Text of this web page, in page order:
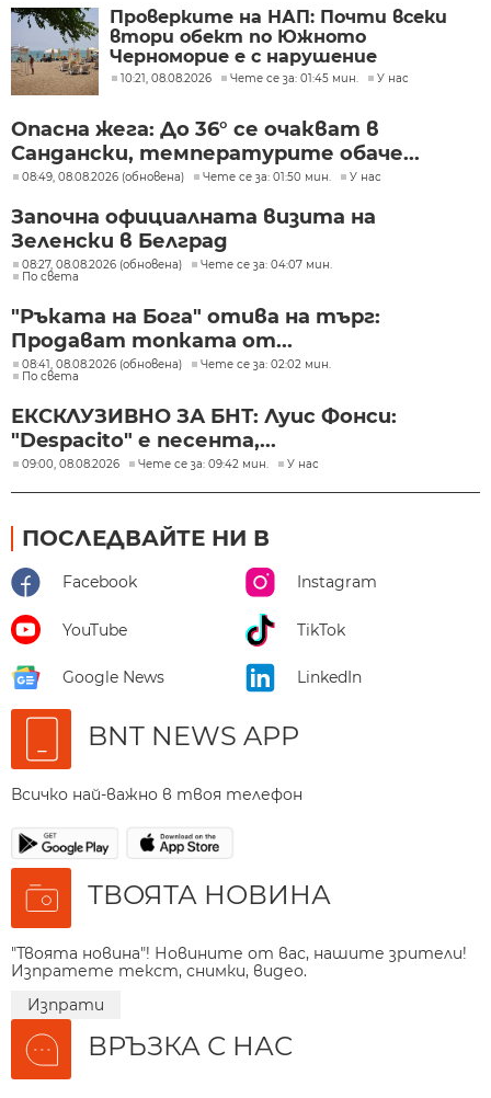
Проверките на НАП: Почти всеки
втори обект по Южното
Черноморие е с нарушение
10:21, 08.08.2026 Чете се за: 01:45 мин. У нас
Опасна жега: До 36° се очакват в
Сандански, температурите обаче...
08:49, 08.08.2026 (обновена) Чете се за: 01:50 мин. У нас
Започна официалната визита на
Зеленски в Белград
08:27, 08.08.2026 (обновена)
Чете се за: 04:07 мин.
По света
"Ръката на Бога" отива на търг:
Продават топката от...
08:41, 08.08.2026 (обновена)
Чете се за: 02:02 мин.
По света
ЕКСКЛУЗИВНО ЗА БНТ: Луис Фонси:
"Despacito" е песента,...
09:00, 08.08.2026 Чете се за: 09:42 мин. У нас
ПОСЛЕДВАЙТЕ НИ В
Facebook Instagram
YouTube TikTok
Google News LinkedIn
BNT NEWS APP
Всичко най-важно в твоя телефон
ТВОЯТА НОВИНА
"Твоята новина"! Новините от вас, нашите зрители!
Изпратете текст, снимки, видео.
Изпрати
ВРЪЗКА С НАС